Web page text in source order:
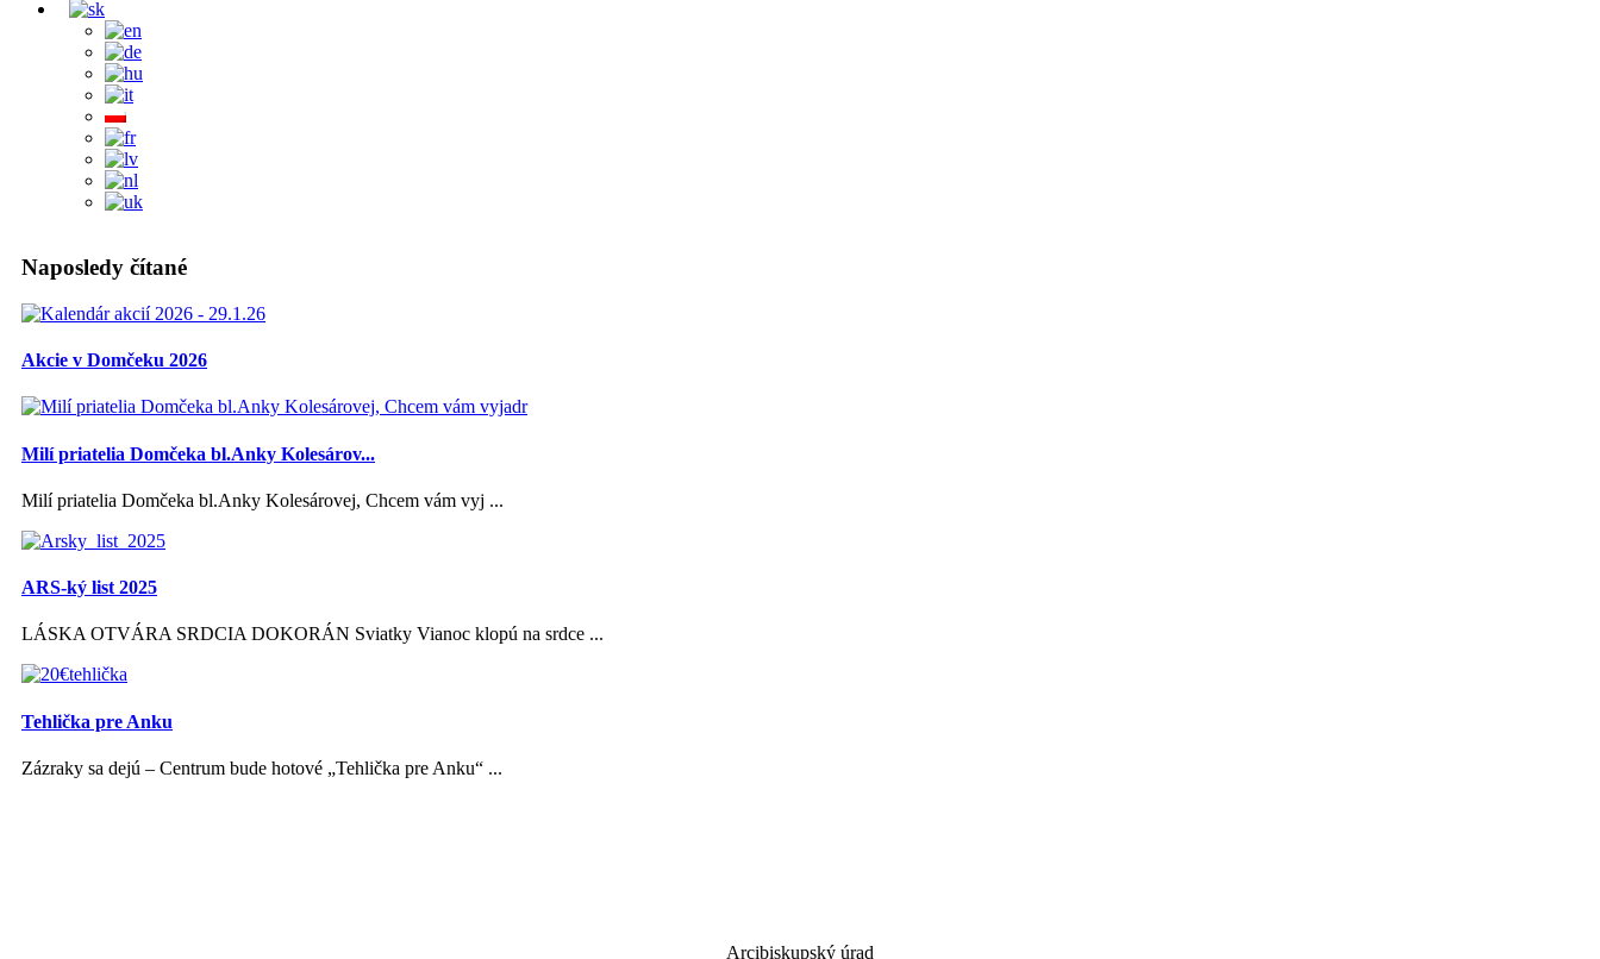
Naposledy čítané
Akcie v Domčeku 2026
Milí priatelia Domčeka bl.Anky Kolesárov...
Milí priatelia Domčeka bl.Anky Kolesárovej, Chcem vám vyj ...
ARS-ký list 2025
LÁSKA OTVÁRA SRDCIA DOKORÁN Sviatky Vianoc klopú na srdce ...
Tehlička pre Anku
Zázraky sa dejú – Centrum bude hotové „Tehlička pre Anku“ ...
Arcibiskupský úrad